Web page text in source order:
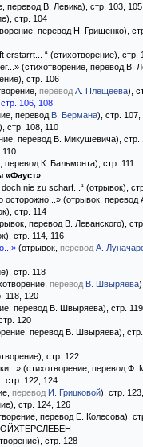
перевод В. Левика), стр. 103, 105
стр. 104
перевод Н. Грищенко),
erstarrt... “ (стихотворение), стр.
(стихотворение, перевод В.
стр. 106
перевод А. Плещеева),
106, 108
перевод В. Бермана), стр. 107,
стр. 108, 110
перевод В. Микушевича), стр.
110
К. Бальмонта), стр. 111
«Фауст»
nie zu scharf...“ (отрывок),
(отрывок, перевод
стр. 114
перевод В. Леванского),
стр. 114, 116
(отрывок, перевод А.
стр. 118
перевод В. Швыряева
118, 120
перевод В. Швыряева), стр.
120
перевод В. Швыряева), стр.
стр. 122
(стихотворение, перевод Ф.
стр. 122, 124
перевод И. Грицковой), стр.
стр. 124, 126
перевод Е. Колесова),
стр. 128